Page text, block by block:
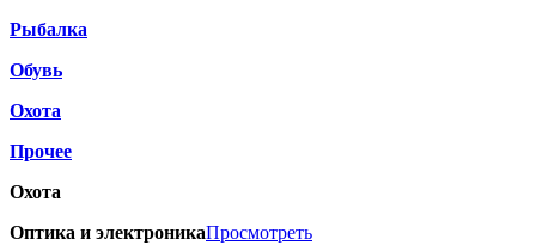
Рыбалка
Обувь
Охота
Прочее
Охота
Оптика и электроникаПросмотреть